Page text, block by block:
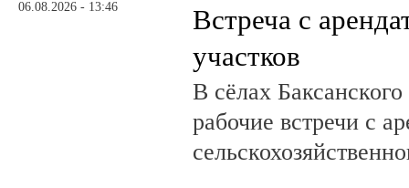
06.08.2026 - 13:46
Встреча с
участков
В сёлах
рабочие встречи с